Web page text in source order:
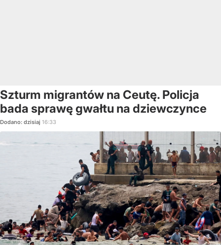
Szturm migrantów na Ceutę. Policja
bada sprawę gwałtu na dziewczynce
Dodano: dzisiaj 16:33